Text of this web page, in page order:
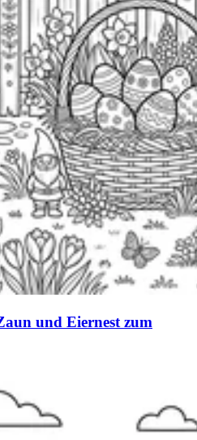
und Eiernest zum